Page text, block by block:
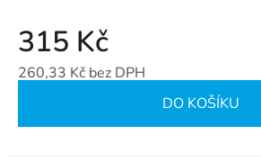
315 Kč
260,33 Kč bez DPH
DO KOŠÍKU